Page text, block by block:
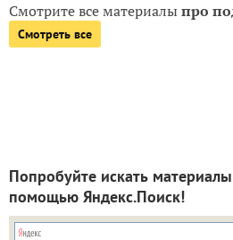
Смотрите все материалыпро
Смотреть все
Попробуйте искать
помощью Яндекс.Поиск!